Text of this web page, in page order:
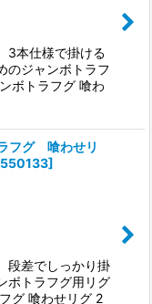
3本仕様で掛ける
のジャンボトラフ
ボトラフグ 喰わ
フグ 喰わせリ
]
段差でしっかり掛
ボトラフグ用リグ
グ 喰わせリグ 2